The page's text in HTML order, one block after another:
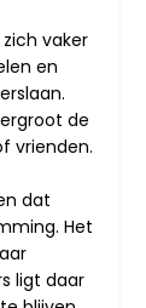
vaker
en
de
vrienden.
dat
Het
ligt daar